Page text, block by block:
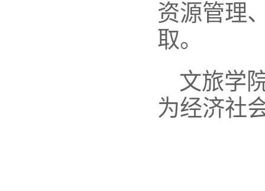
资源管理
取。
文旅学
为经济社